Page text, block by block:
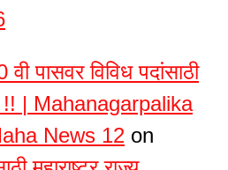
पासवर विविध पदांसाठी
!! | Mahanagarpalika
News 12 on